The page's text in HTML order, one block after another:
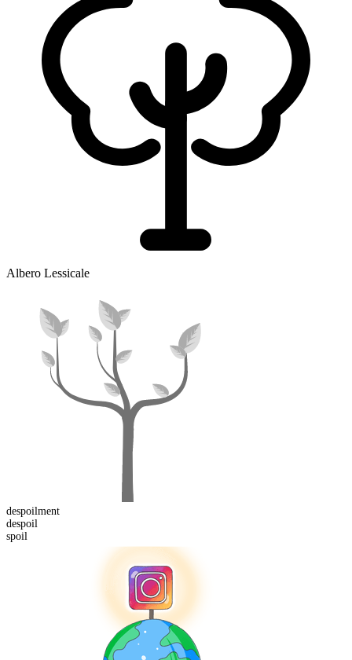
Albero Lessicale
despoilment
despoil
spoil